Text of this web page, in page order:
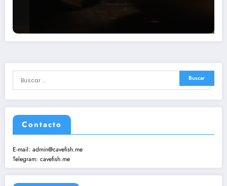
Contacto
E-mail: admin@cavefish.me
Telegram: cavefish.me